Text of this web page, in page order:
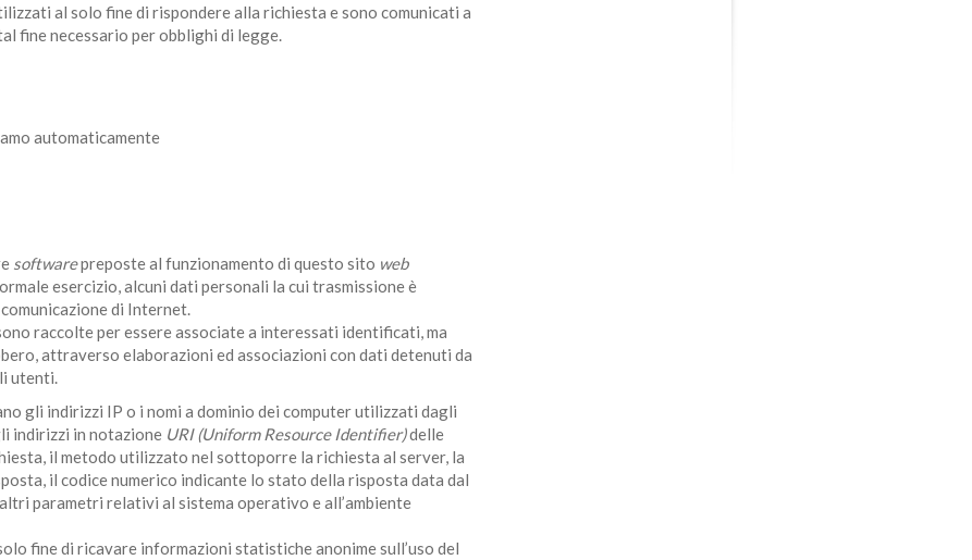
al solo fine di rispondere alla richiesta e sono comunicati a
fine necessario per obblighi di legge.
automaticamente
softwarepreposte al funzionamento di questo sito web
esercizio, alcuni dati personali la cui trasmissione è
di Internet.
raccolte per essere associate a interessati identificati, ma
attraverso elaborazioni ed associazioni con dati detenuti da
utenti.
gli indirizzi IP o i nomi a dominio dei computer utilizzati dagli
indirizzi in notazione URI (Uniform Resource Identifier)delle
il metodo utilizzato nel sottoporre la richiesta al server, la
il codice numerico indicante lo stato della risposta data dal
parametri relativi al sistema operativo e all’ambiente
fine di ricavare informazioni statistiche anonime sull’uso del